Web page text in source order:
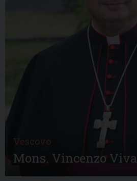
Vescovo
Mons. Vincenzo Viva